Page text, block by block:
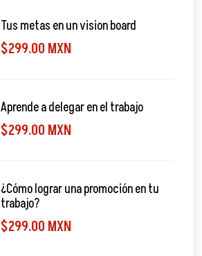
Tus metas en un vision board
$299.00 MXN
Aprende a delegar en el trabajo
$299.00 MXN
¿Cómo lograr una promoción en tu
trabajo?
$299.00 MXN